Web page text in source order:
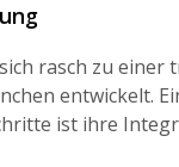
rasch zu einer
entwickelt.
ist ihre